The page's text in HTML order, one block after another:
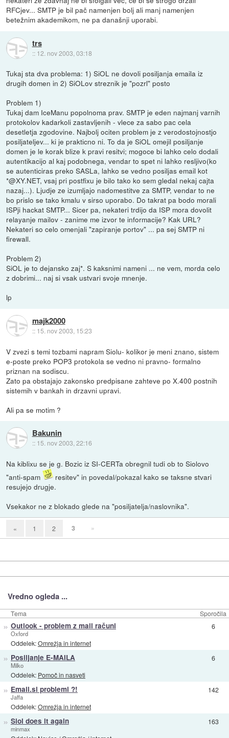
RFCjev... SMTP je bil pač namenjen bolj ali manj namenjen
betežnim akademikom, ne pa današnji uporabi.
trs
:: 12. nov 2003, 03:18
Tukaj sta dva problema: 1) SiOL ne dovoli posiljanja emaila iz
drugih domen in 2) SiOLov streznik je "pozrl" posto
Problem 1)
Tukaj dam IceManu popolnoma prav. SMTP je eden najmanj varnih
protokolov kadarkoli zastavljenih - vlece za sabo pac cela
desetletja zgodovine. Najbolj ociten problem je z verodostojnostjo
posiljateljev... ki je prakticno ni. To da je SiOL omejil posiljanje
domen je le korak blize k pravi resitvi; mogoce bi lahko celo dodali
autentikacijo al kaj podobnega, vendar to spet ni lahko resljivo(ko
se autenticiras preko SASLa, lahko se vedno posiljas email kot
*@XY.NET, vsaj pri postfixu je bilo tako ko sem gledal nekaj cajta
nazaj...). Ljudje ze izumljajo nadomestitve za SMTP, vendar to ne
bo prislo se tako kmalu v sirso uporabo. Do takrat pa bodo morali
ISPji hackat SMTP... Sicer pa, nekateri trdijo da ISP mora dovolit
relayanje mailov - zanime me izvor te informacije? Kak URL?
Nekateri so celo omenjali "zapiranje portov" ... pa sej SMTP ni
firewall.
Problem 2)
SiOL je to dejansko zaj*. S kaksnimi nameni ... ne vem, morda celo
z dobrimi... naj si vsak ustvari svoje mnenje.
lp
majk2000
:: 15. nov 2003, 15:23
V zvezi s temi tozbami napram Siolu- kolikor je meni znano, sistem
e-poste preko POP3 protokola se vedno ni pravno- formalno
priznan na sodiscu.
Zato pa obstajajo zakonsko predpisane zahteve po X.400 postnih
sistemih v bankah in drzavni upravi.
Ali pa se motim ?
Bakunin
:: 15. nov 2003, 22:16
Na kiblixu se je g. Bozic iz SI-CERTa obregnil tudi ob to Siolovo
"anti-spam
resitev" in povedal/pokazal kako se taksne stvari
resujejo drugje.
Vsekakor ne z blokado glede na "posiljatelja/naslovnika".
« 1 2 3 »
Vredno ogleda ...
Tema Sporočila
» Outlook - problem z mail računi
Oxford
Oddelek:Omrežja in internet
6
» Posiljanje E-MAILA
Milko
Oddelek: Pomoč in nasveti
6
» Email.si problemi ?!
Jaffa
Oddelek:Omrežja in internet
142
» Siol does it again
minmax
163